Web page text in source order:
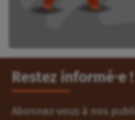
Restez informé⸱e !
Abonnez-vous à nos